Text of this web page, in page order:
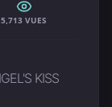
5,713 VUES
KISS